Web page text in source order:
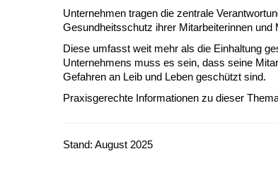
Unternehmen tragen die zentrale
Gesundheitsschutz ihrer Mitarbeiterinnen und
Diese umfasst weit mehr als die Einhaltung
Unternehmens muss es sein, dass seine
Gefahren an Leib und Leben geschützt sind.
Praxisgerechte Informationen zu dieser
Stand: August 2025